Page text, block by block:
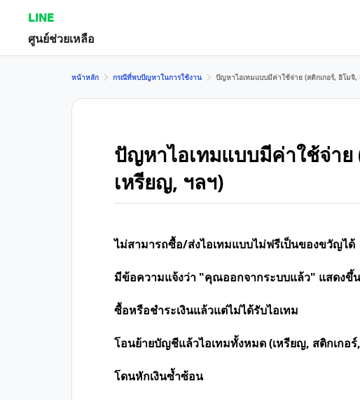
LINE
ศูนย์ช่วยเหลือ
หน้าหลัก กรณีที่พบปัญหาในการใช้งาน ปัญหาไอเทมแบบมีค่าใช้จ่าย (สติกเกอร์, อิโมจิ,
ปัญหาไอเทมแบบมีค่าใช้จ่าย
เหรียญ, ฯลฯ)
ไม่สามารถซื้อ/ส่งไอเทมแบบไม่ฟรีเป็นของขวัญได้
มีข้อความแจ้งว่า "คุณออกจากระบบแล้ว" แสดงขึ้
ซื้อหรือชำระเงินแล้วแต่ไม่ได้รับไอเทม
โอนย้ายบัญชีแล้วไอเทมทั้งหมด (เหรียญ, สติกเกอ
โดนหักเงินซ้ำซ้อน